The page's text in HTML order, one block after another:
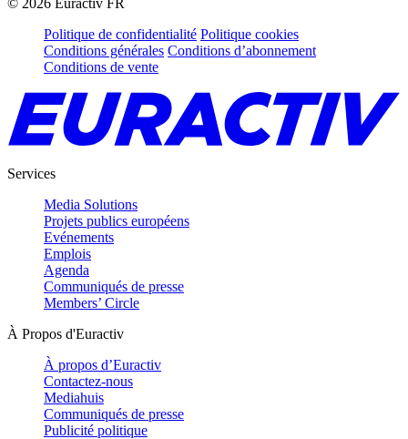
Politique de confidentialité Politique cookies
Conditions générales Conditions d’abonnement
Conditions de vente
Services
Media Solutions
Projets publics européens
Evénements
Emplois
Agenda
Communiqués de presse
Members’ Circle
À Propos d'Euractiv
À propos d’Euractiv
Contactez-nous
Mediahuis
Communiqués de presse
Publicité politique